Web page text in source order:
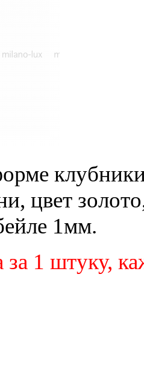
цвет
1мм.
за 1 штуку,